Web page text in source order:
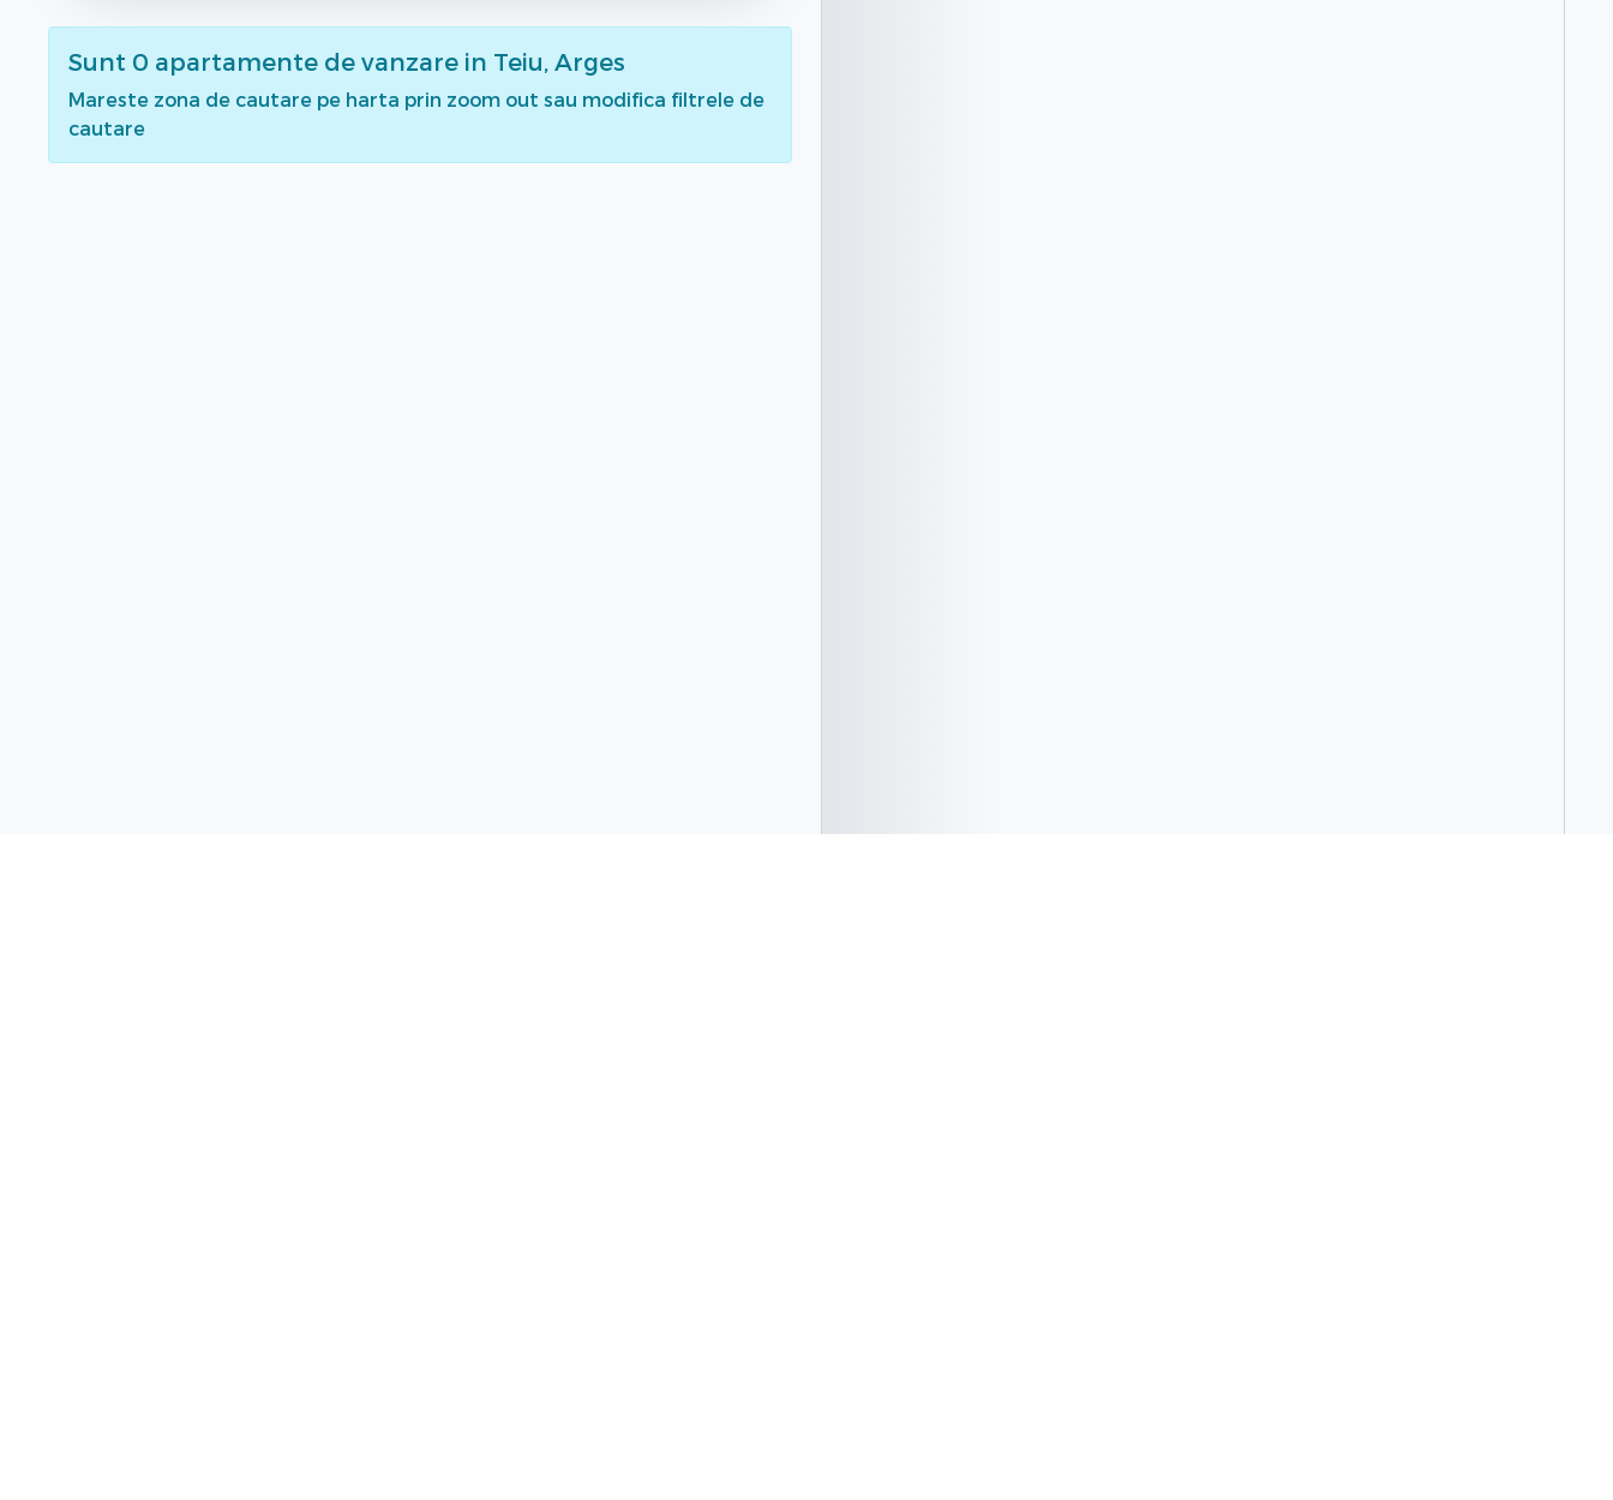
Sunt 0 apartamente de vanzare in Teiu, Arges
Mareste zona de cautare pe harta prin zoom out sau modifica filtrele de
cautare